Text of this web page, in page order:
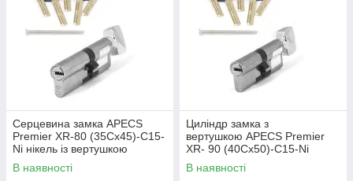
Серцевина замка APECS
Premier XR-80 (35Сх45)-C15-
Ni нікель із вертушкою
В наявності
Циліндр замка з
вертушкою APECS Premier
XR- 90 (40Cх50)-C15-Ni
нікель
В наявності